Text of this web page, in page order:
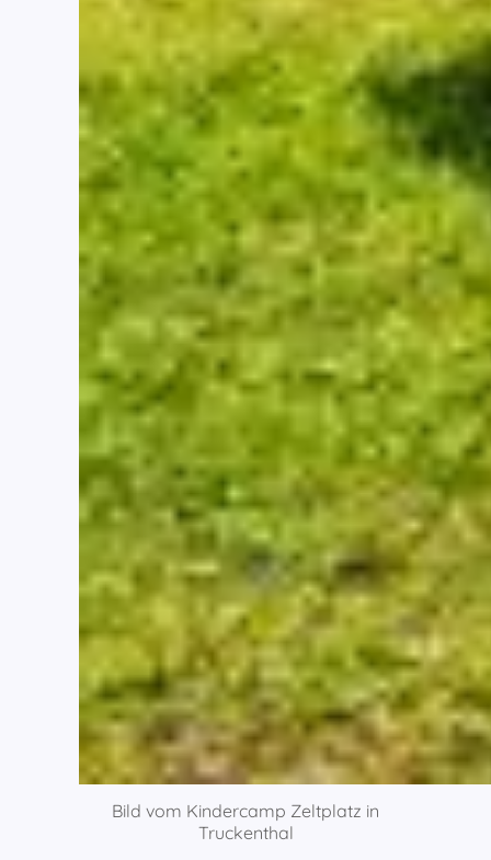
Bild vom Kindercamp Zeltplatz in
Truckenthal